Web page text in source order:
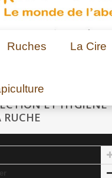
Ruches La Cire
ET HYGIÈNE
RUCHE